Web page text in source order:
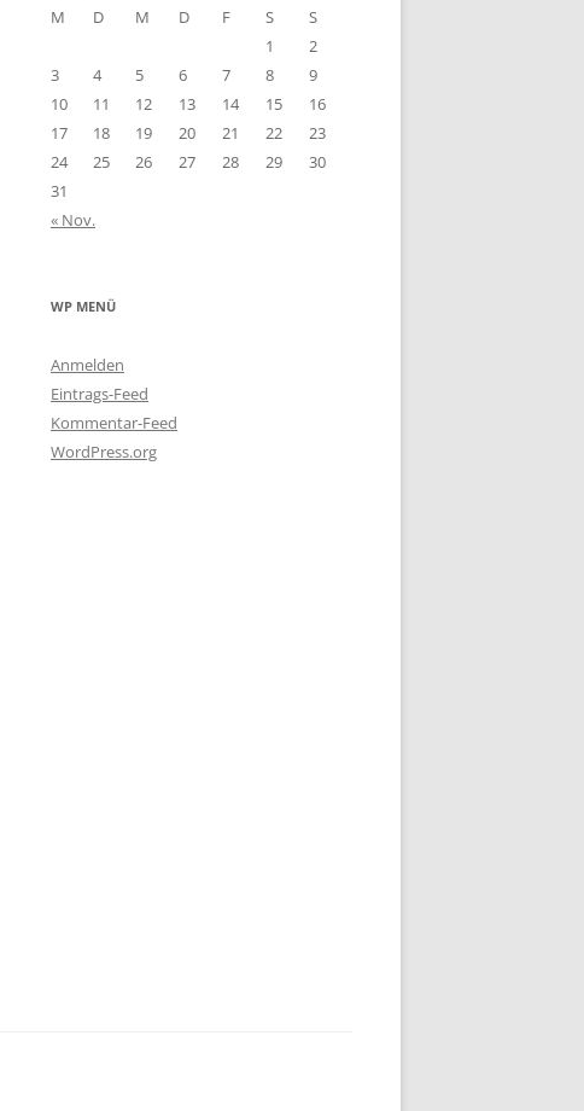
M
D M D F S
S
1
2
3
4 5 6 7 8
9
10
11 12 13 14 15
16
17
18 19 20 21 22
23
24
25 26 27 28 29
30
31
« Nov.
WP MENÜ
Anmelden
Eintrags-Feed
Kommentar-Feed
WordPress.org